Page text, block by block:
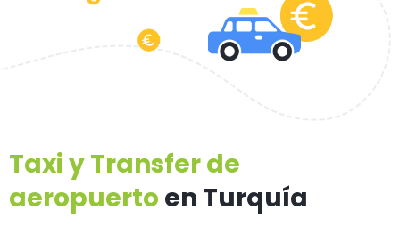
Taxi y Transfer de
aeropuerto en Turquía